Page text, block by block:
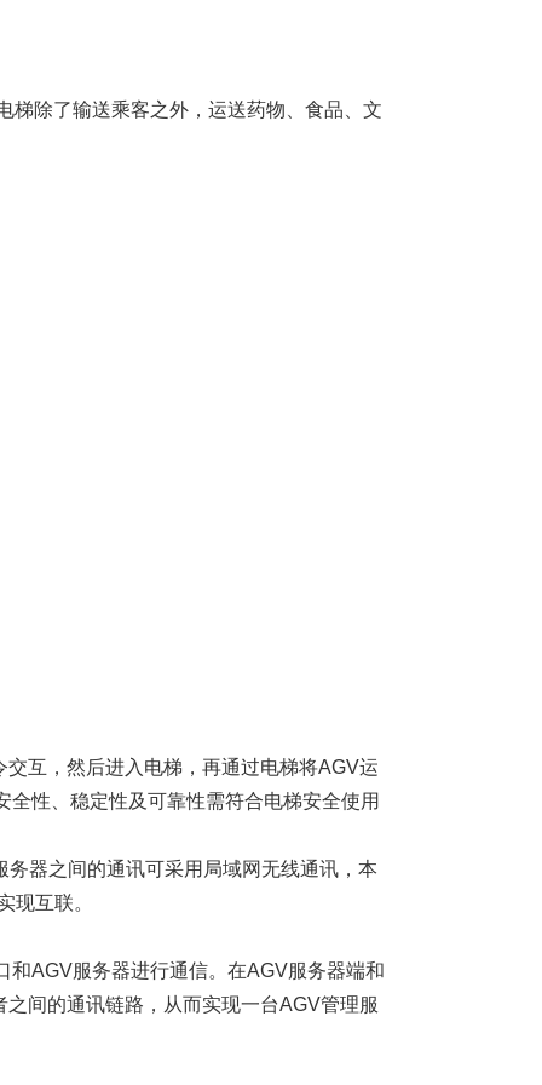
梯除了输送乘客之外，运送药物、食品、文
互，然后进入电梯，再通过电梯将AGV运
性、稳定性及可靠性需符合电梯安全使用
器之间的通讯可采用局域网无线通讯，本
现互联。
AGV服务器进行通信。在AGV服务器端和
间的通讯链路，从而实现一台AGV管理服